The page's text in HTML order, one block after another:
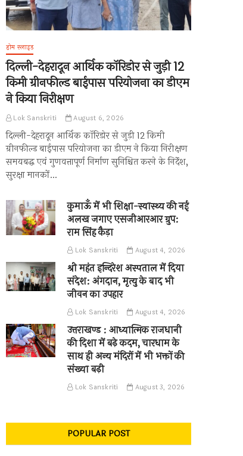
होम स्लाइड
दिल्ली-देहरादून आर्थिक कॉरिडोर से जुड़ी 12
किमी ग्रीनफील्ड बाईपास परियोजना का डीएम
ने किया निरीक्षण
Lok Sanskriti August 6, 2026
दिल्ली-देहरादून आर्थिक कॉरिडोर से जुड़ी 12 किमी
ग्रीनफील्ड बाईपास परियोजना का डीएम ने किया निरीक्षण
समयबद्ध एवं गुणवत्तापूर्ण निर्माण सुनिश्चित करने के निर्देश,
सुरक्षा मानकों…
कुमाऊँ में भी शिक्षा-स्वास्थ्य की नई
अलख जगाए एसजीआरआर ग्रुप:
राम सिंह कैड़ा
Lok Sanskriti August 4, 2026
श्री महंत इन्दिरेश अस्पताल में दिया
संदेश: अंगदान, मृत्यु के बाद भी
जीवन का उपहार
Lok Sanskriti August 4, 2026
उत्तराखण्ड : आध्यात्मिक राजधानी
की दिशा में बढ़े कदम, चारधाम के
साथ ही अन्य मंदिरों में भी भक्तों की
संख्या बढ़ी
Lok Sanskriti August 3, 2026
POPULAR POST